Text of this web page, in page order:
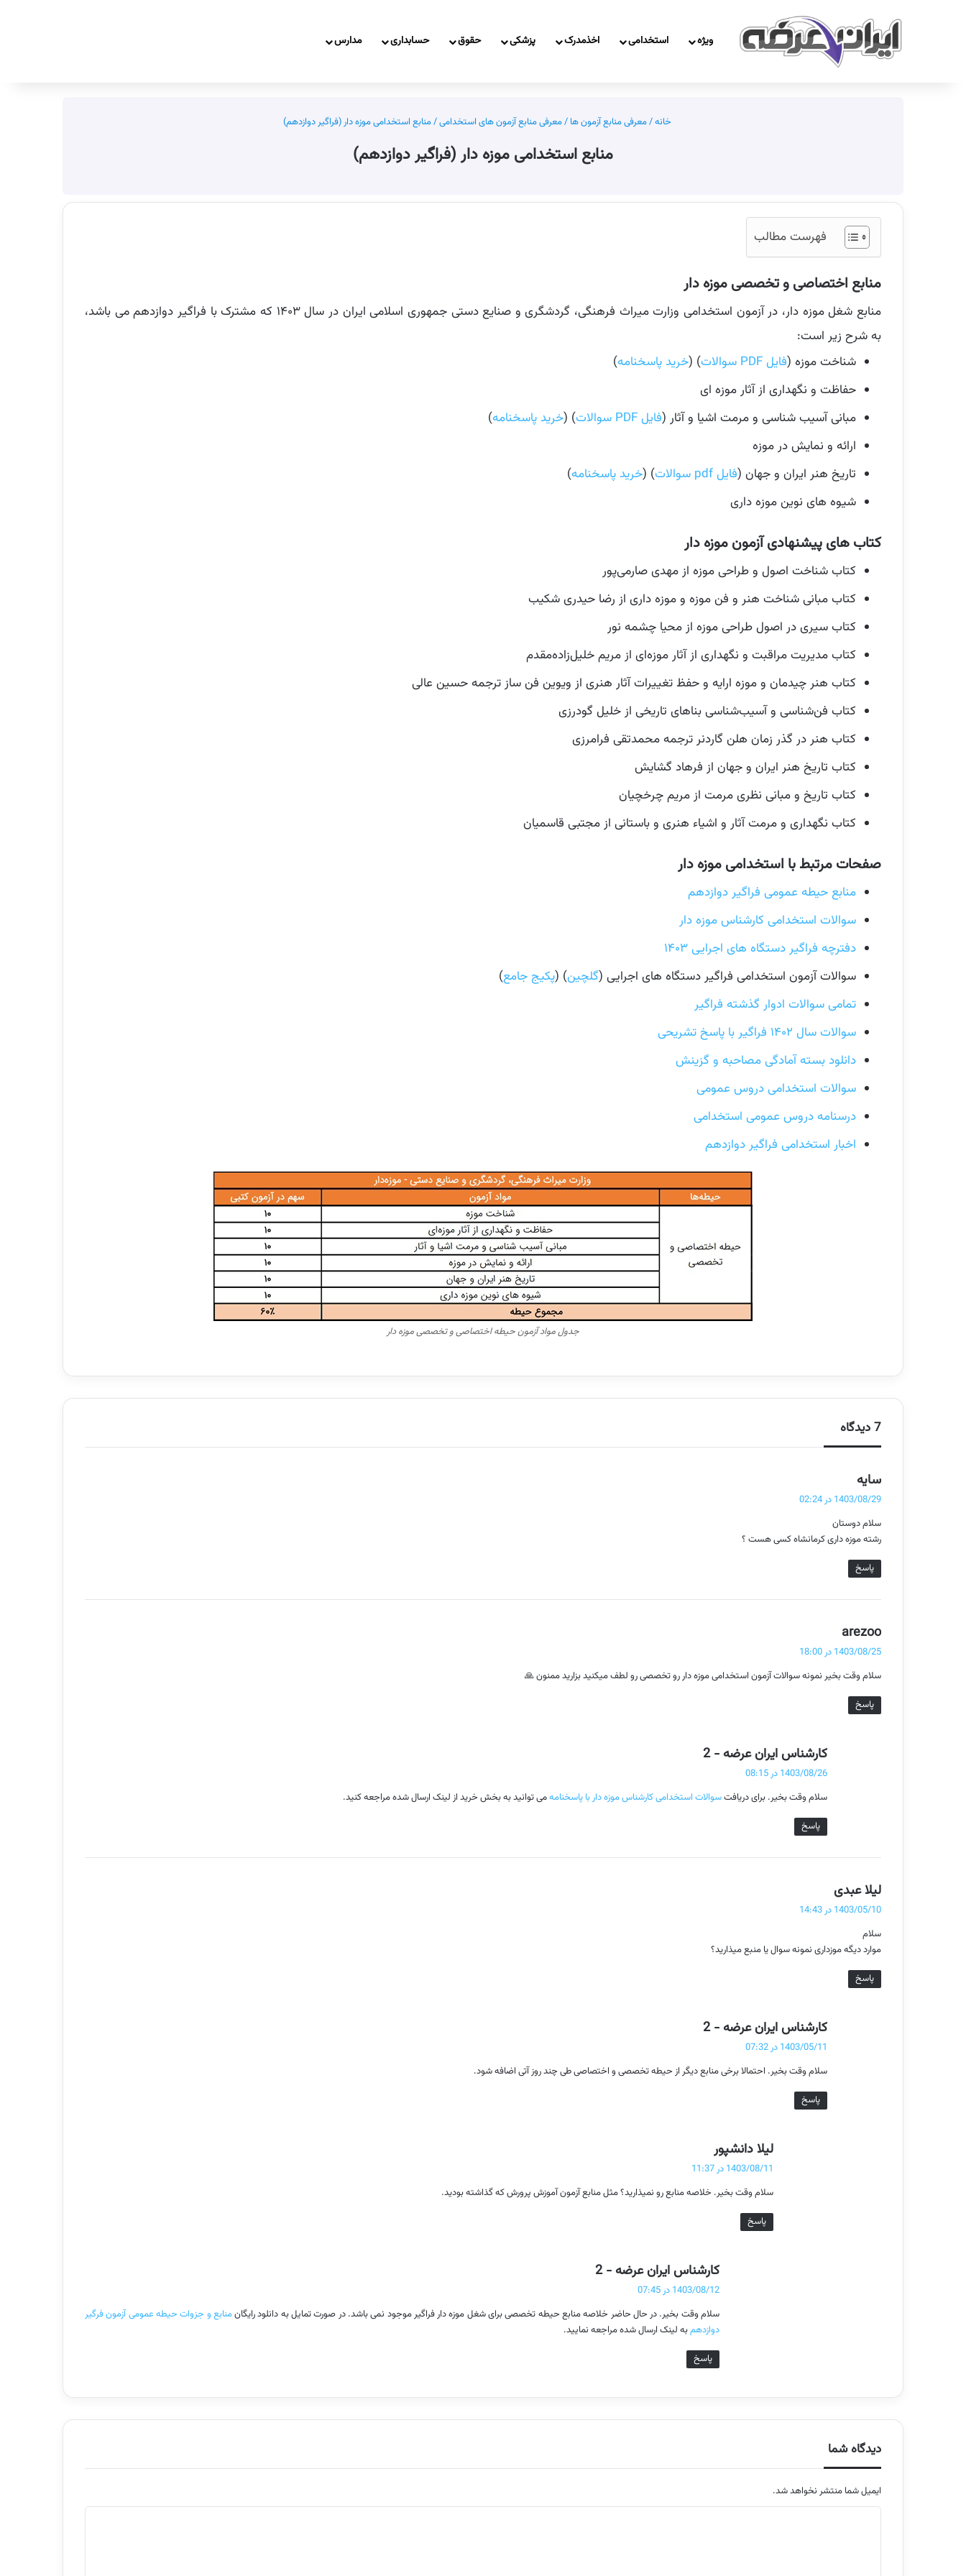
ویژه استخدامی اخذمدرک پزشکی حقوق حسابداری مدارس
خانه/معرفی منابع آزمون ها /معرفی منابع آزمون های استخدامی/منابع استخدامی موزه دار (فراگیر دوازدهم)
منابع استخدامی موزه دار (فراگیر دوازدهم)
فهرست مطالب
منابع اختصاصی و تخصصی موزه دار
منابع شغل موزه دار، در آزمون استخدامی وزارت میراث فرهنگی، گردشگری و صنایع دستی جمهوری اسلامی ایران در سال ۱۴۰۳ که مشترک با فراگیر دوازدهم می باشد،
به شرح زیر است:
شناخت موزه (فایل PDF سوالات ) (خرید پاسخنامه)
حفاظت و نگهداری از آثار موزه ای
مبانی آسیب شناسی و مرمت اشیا و آثار (فایل PDF سوالات ) (خرید پاسخنامه)
ارائه و نمایش در موزه
تاریخ هنر ایران و جهان (فایل pdf سوالات ) (خرید پاسخنامه)
شیوه های نوین موزه داری
کتاب های پیشنهادی آزمون موزه دار
کتاب شناخت اصول و طراحی موزه از مهدی صارمی‌پور
کتاب مبانی شناخت هنر و فن موزه و موزه داری از رضا حیدری شکیب
کتاب سیری در اصول طراحی موزه از محیا چشمه نور
کتاب مدیریت مراقبت و نگهداری از آثار موزه‌ای از مریم خلیل‌زاده‌مقدم
کتاب هنر چیدمان و موزه ارایه و حفظ تغییرات آثار هنری از ویوین فن ساز ترجمه حسین عالی
کتاب فن‌شناسی و آسیب‌شناسی بناهای تاریخی از خلیل گودرزی
کتاب هنر در گذر زمان هلن گاردنر ترجمه محمدتقی فرامرزی
کتاب تاریخ هنر ایران و جهان از فرهاد گشایش
کتاب تاریخ و مبانی نظری مرمت از مریم چرخچیان
کتاب نگهداری و مرمت آثار و اشیاء هنری و باستانی از مجتبی قاسمیان
صفحات مرتبط با استخدامی موزه دار
منابع حیطه عمومی فراگیر دوازدهم
سوالات استخدامی کارشناس موزه دار
دفترچه فراگیر دستگاه های اجرایی ۱۴۰۳
سوالات آزمون استخدامی فراگیر دستگاه های اجرایی (گلچین) (پکیج جامع)
تمامی سوالات ادوار گذشته فراگیر
سوالات سال ۱۴۰۲ فراگیر با پاسخ تشریحی
دانلود بسته آمادگی مصاحبه و گزینش
سوالات استخدامی دروس عمومی
درسنامه دروس عمومی استخدامی
اخبار استخدامی فراگیر دوازدهم
جدول مواد آزمون حیطه اختصاصی و تخصصی موزه دار
7 دیدگاه
سایه
ف
:
1403/08/29 در 02:24
سلام دوستان
رشته موزه داری کرمانشاه کسی هست ؟
پاسخ
arezoo
ف
:
1403/08/25 در 18:00
سلام وقت بخیر نمونه سوالات آزمون استخدامی موزه دار رو تخصصی رو لطف میکنید بزارید ممنون 🙏
پاسخ
کارشناس ایران عرضه - 2
:
1403/08/26 در 08:15
سلام وقت بخیر. برای دریافتسوالات استخدامی کارشناس موزه دار با پاسخنامهمی توانید به بخش خرید از لینک ارسال شده مراجعه کنید.
پاسخ
لیلا عبدی
1403/05/10 در 14:43
سلام
موارد دیگه موزداری نمونه سوال یا منبع میذارید؟
پاسخ
کارشناس ایران عرضه - 2
:
1403/05/11 در 07:32
سلام وقت بخیر. احتمالا برخی منابع دیگر از حیطه تخصصی و اختصاصی طی چند روز آتی اضافه شود.
پاسخ
لیلا دانشپور
ف
1403/08/11 در 11:37
سلام وقت بخیر. خلاصه منابع رو نمیذارید؟ مثل منابع آزمون آموزش پرورش که گذاشته بودید.
پاسخ
کارشناس ایران عرضه - 2
:
1403/08/12 در 07:45
سلام وقت بخیر. در حال حاضر خلاصه منابع حیطه تخصصی برای شغل موزه دار فراگیر موجود نمی باشد. در صورت تمایل به دانلود رایگانمنابع و جزوات حیطه عمومی آزمون فرگیر
دوازدهمبه لینک ارسال شده مراجعه نمایید.
پاسخ
دیدگاه شما
ایمیل شما منتشر نخواهد شد.